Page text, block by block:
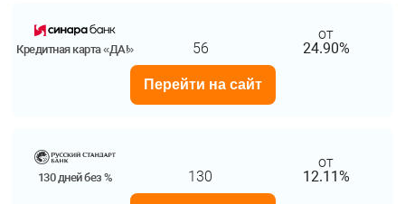
Кредитная карта «ДА!» 56
от
24.90%
Перейти на сайт
130 дней без % 130
от
12.11%